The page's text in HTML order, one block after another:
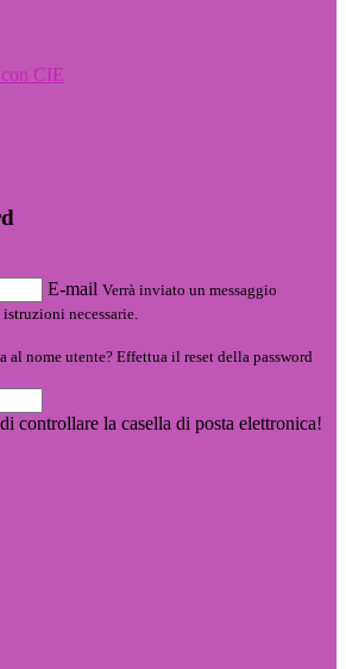
CIE
E-mail Verrà inviato un messaggio
necessarie.
al nome utente? Effettua il reset della password
controllare la casella di posta elettronica!